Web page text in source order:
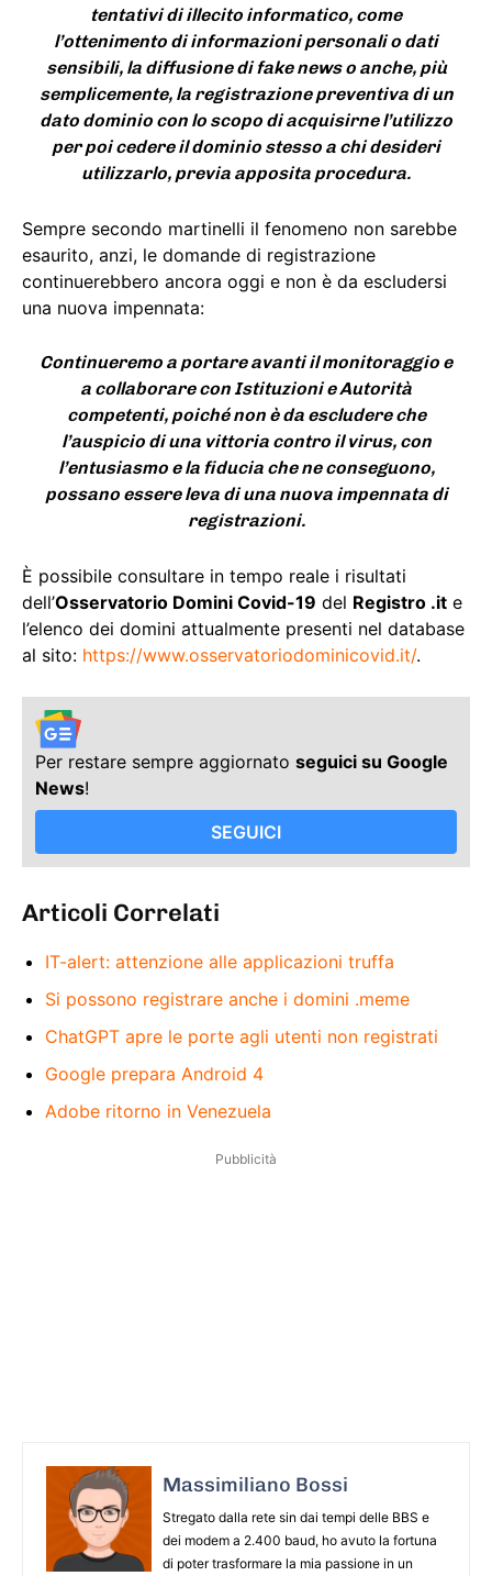
tentativi di illecito informatico, come
l’ottenimento di informazioni personali o dati
sensibili, la diffusione di fake news o anche, più
semplicemente, la registrazione preventiva di un
dato dominio con lo scopo di acquisirne l’utilizzo
per poi cedere il dominio stesso a chi desideri
utilizzarlo, previa apposita procedura.
Sempre secondo martinelli il fenomeno non sarebbe
esaurito, anzi, le domande di registrazione
continuerebbero ancora oggi e non è da escludersi
una nuova impennata:
Continueremo a portare avanti il monitoraggio e
a collaborare con Istituzioni e Autorità
competenti, poiché non è da escludere che
l’auspicio di una vittoria contro il virus, con
l’entusiasmo e la fiducia che ne conseguono,
possano essere leva di una nuova impennata di
registrazioni.
È possibile consultare in tempo reale i risultati
dell’Osservatorio Domini Covid-19 del Registro .it e
l’elenco dei domini attualmente presenti nel database
al sito: https://www.osservatoriodominicovid.it/.
Per restare sempre aggiornato seguici su Google
News!
SEGUICI
Articoli Correlati
IT-alert: attenzione alle applicazioni truffa
Si possono registrare anche i domini .meme
ChatGPT apre le porte agli utenti non registrati
Google prepara Android 4
Adobe ritorno in Venezuela
Pubblicità
Massimiliano Bossi
Stregato dalla rete sin dai tempi delle BBS e
dei modem a 2.400 baud, ho avuto la fortuna
di poter trasformare la mia passione in un